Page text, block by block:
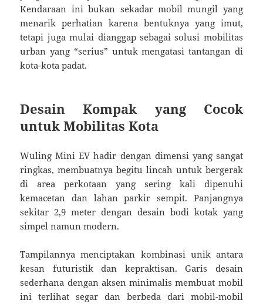
Kendaraan ini bukan sekadar mobil mungil yang
menarik perhatian karena bentuknya yang imut,
tetapi juga mulai dianggap sebagai solusi mobilitas
urban yang “serius” untuk mengatasi tantangan di
kota-kota padat.
Desain Kompak yang Cocok
untuk Mobilitas Kota
Wuling Mini EV hadir dengan dimensi yang sangat
ringkas, membuatnya begitu lincah untuk bergerak
di area perkotaan yang sering kali dipenuhi
kemacetan dan lahan parkir sempit. Panjangnya
sekitar 2,9 meter dengan desain bodi kotak yang
simpel namun modern.
Tampilannya menciptakan kombinasi unik antara
kesan futuristik dan kepraktisan. Garis desain
sederhana dengan aksen minimalis membuat mobil
ini terlihat segar dan berbeda dari mobil-mobil